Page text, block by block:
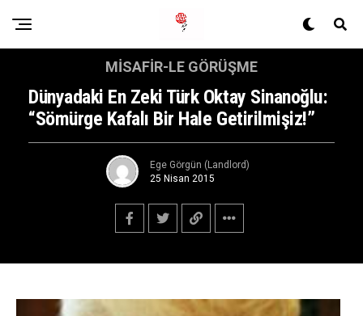
MISAFIR-LE GÖRÜŞME
Dünyadaki En Zeki Türk Oktay Sinanoğlu:
“Sömürge Kafalı Bir Hale Getirilmişiz!”
Ege Görgün (Landlord)
25 Nisan 2015